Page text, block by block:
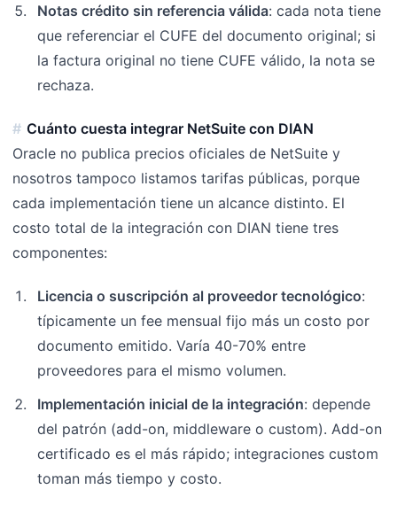
Notas crédito sin referencia válida: cada nota tiene
que referenciar el CUFE del documento original; si
la factura original no tiene CUFE válido, la nota se
rechaza.
Cuánto cuesta integrar NetSuite con DIAN
Oracle no publica precios oficiales de NetSuite y
nosotros tampoco listamos tarifas públicas, porque
cada implementación tiene un alcance distinto. El
costo total de la integración con DIAN tiene tres
componentes:
Licencia o suscripción al proveedor tecnológico:
típicamente un fee mensual fijo más un costo por
documento emitido. Varía 40-70% entre
proveedores para el mismo volumen.
Implementación inicial de la integración: depende
del patrón (add-on, middleware o custom). Add-on
certificado es el más rápido; integraciones custom
toman más tiempo y costo.